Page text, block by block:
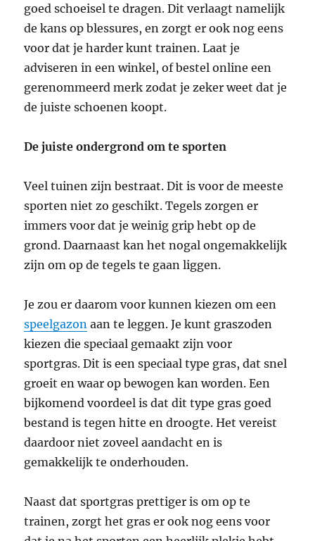
goed schoeisel te dragen. Dit verlaagt namelijk
de kans op blessures, en zorgt er ook nog eens
voor dat je harder kunt trainen. Laat je
adviseren in een winkel, of bestel online een
gerenommeerd merk zodat je zeker weet dat je
de juiste schoenen koopt.
De juiste ondergrond om te sporten
Veel tuinen zijn bestraat. Dit is voor de meeste
sporten niet zo geschikt. Tegels zorgen er
immers voor dat je weinig grip hebt op de
grond. Daarnaast kan het nogal ongemakkelijk
zijn om op de tegels te gaan liggen.
Je zou er daarom voor kunnen kiezen om een
speelgazon aan te leggen. Je kunt graszoden
kiezen die speciaal gemaakt zijn voor
sportgras. Dit is een speciaal type gras, dat snel
groeit en waar op bewogen kan worden. Een
bijkomend voordeel is dat dit type gras goed
bestand is tegen hitte en droogte. Het vereist
daardoor niet zoveel aandacht en is
gemakkelijk te onderhouden.
Naast dat sportgras prettiger is om op te
trainen, zorgt het gras er ook nog eens voor